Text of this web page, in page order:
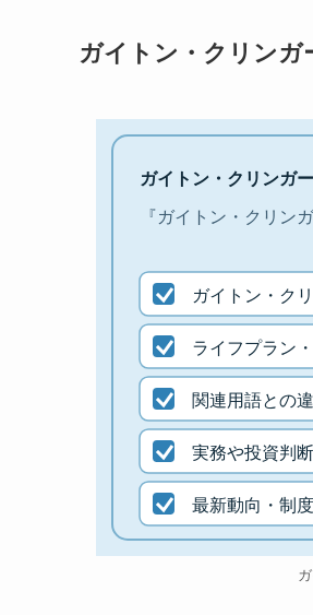
ガイトン・クリンガ
ガイトン・クリンガ
『ガイトン・クリン
ガイトン・ク
ライフプラン
関連用語との
実務や投資判
最新動向・制